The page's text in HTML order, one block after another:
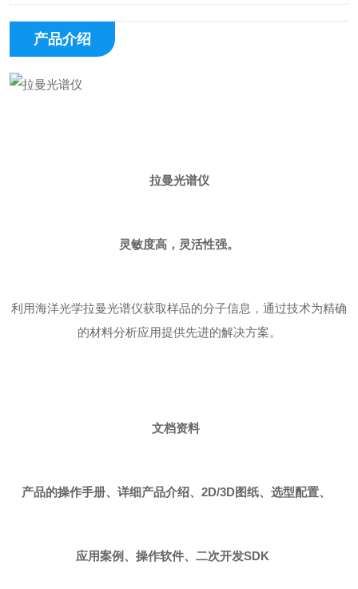
产品介绍
拉曼光谱仪
灵敏度高，灵活性强。
利用海洋光学拉曼光谱仪获取样品的分子信息，通过技术为精确
的材料分析应用提供先进的解决方案。
文档资料
产品的操作手册、详细产品介绍、2D/3D图纸、选型配置、
应用案例、操作软件、二次开发SDK